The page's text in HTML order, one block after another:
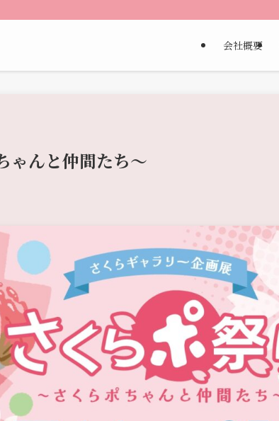
会社概要
んと仲間たち〜